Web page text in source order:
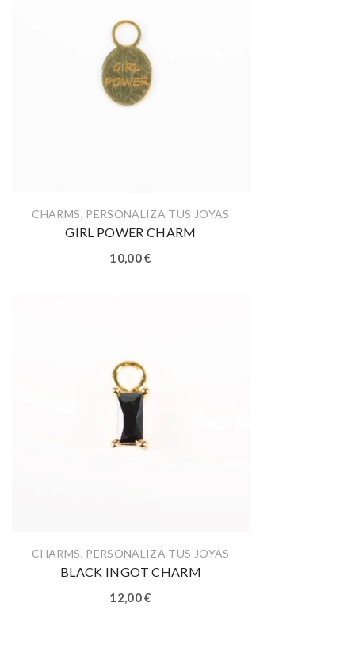
CHARMS, PERSONALIZA TUS JOYAS
GIRL POWER CHARM
10,00€
CHARMS, PERSONALIZA TUS JOYAS
BLACK INGOT CHARM
12,00€